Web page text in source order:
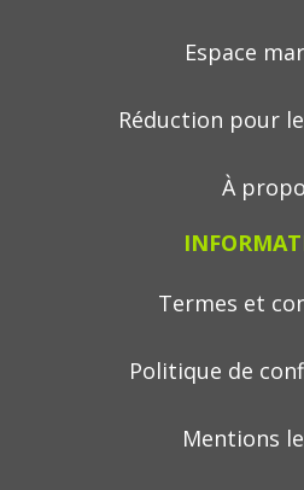
Espace
Réduction pour
À
Termes et
Politique de
Mentions